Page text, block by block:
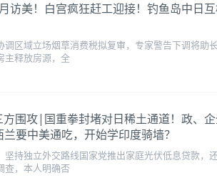
美！白宫疯狂赶工迎接！钓鱼岛中日
区域立场烟草消费税拟复审，专家警告下调将
主释放房源，全
围攻|国重拳封堵对日稀土通道！政、
要中美通吃，开始学印度骑墙？
持独立外交路线国家党推出家庭光伏低息贷款
查，本人明确否